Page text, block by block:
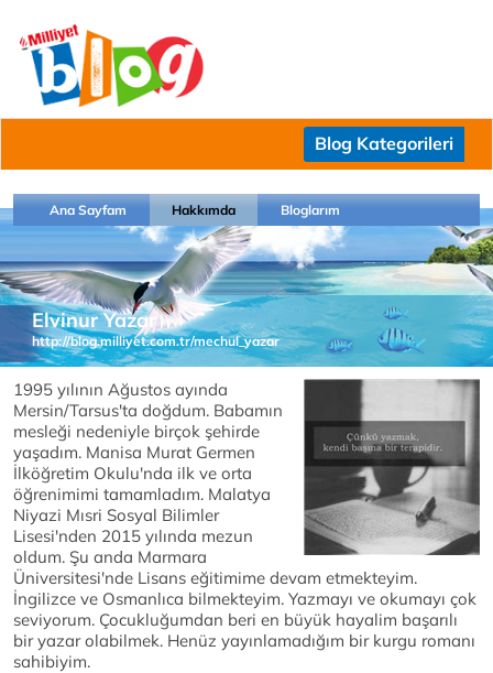
Blog Kategorileri
Ana Sayfam Hakkımda Bloglarım
Elvinur Yazar
http://blog.milliyet.com.tr/mechul_yazar
1995 yılının Ağustos ayında
Mersin/Tarsus'ta doğdum. Babamın
mesleği nedeniyle birçok şehirde
yaşadım. Manisa Murat Germen
İlköğretim Okulu'nda ilk ve orta
öğrenimimi tamamladım. Malatya
Niyazi Mısri Sosyal Bilimler
Lisesi'nden 2015 yılında mezun
oldum. Şu anda Marmara
Üniversitesi'nde Lisans eğitimime devam etmekteyim.
İngilizce ve Osmanlıca bilmekteyim. Yazmayı ve okumayı çok
seviyorum. Çocukluğumdan beri en büyük hayalim başarılı
bir yazar olabilmek. Henüz yayınlamadığım bir kurgu romanı
sahibiyim.